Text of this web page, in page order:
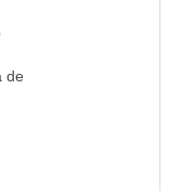
de